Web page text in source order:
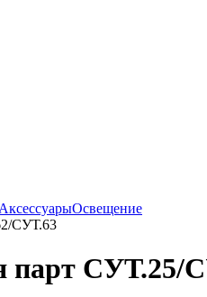
АксессуарыОсвещение
СУТ.63
парт